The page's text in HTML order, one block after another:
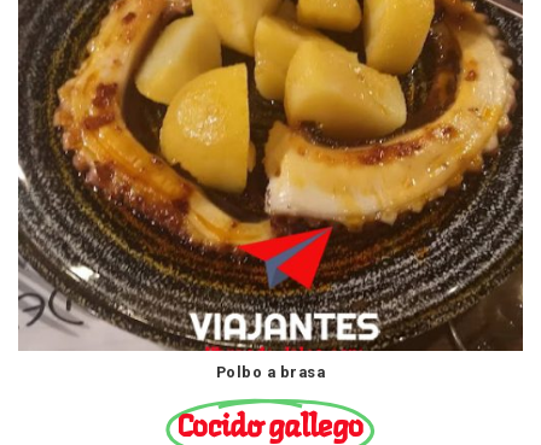
Polbo a brasa
Cocido gallego